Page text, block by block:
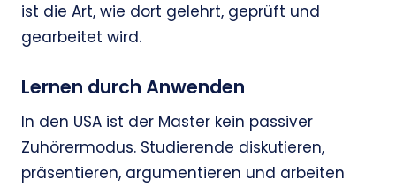
ist die Art, wie dort gelehrt, geprüft und
gearbeitet wird.
Lernen durch Anwenden
In den USA ist der Master kein passiver
Zuhörermodus. Studierende diskutieren,
präsentieren, argumentieren und arbeiten